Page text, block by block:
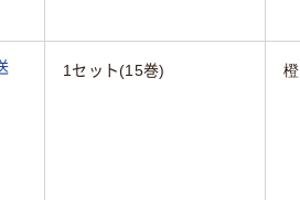
1セット(15巻) 橙